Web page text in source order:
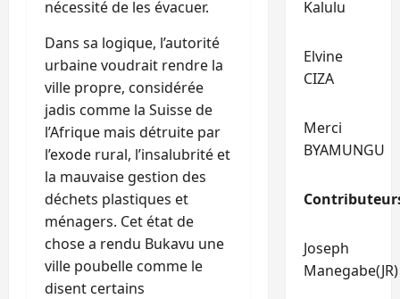
nécessité de les évacuer.
Dans sa logique, l’autorité
urbaine voudrait rendre la
ville propre, considérée
jadis comme la Suisse de
l’Afrique mais détruite par
l’exode rural, l’insalubrité et
la mauvaise gestion des
déchets plastiques et
ménagers. Cet état de
chose a rendu Bukavu une
ville poubelle comme le
disent certains
Kalulu
Elvine
CIZA
Merci
BYAMUNGU
Joseph
Manegabe(JR)